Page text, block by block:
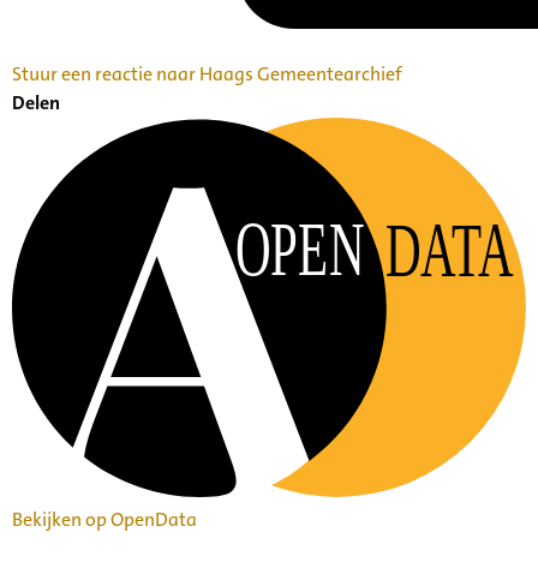
Stuur een reactie naar Haags Gemeentearchief
Delen
OPEN DATA
Bekijken op OpenData